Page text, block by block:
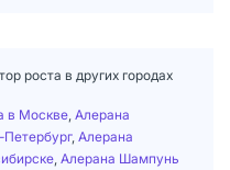
роста в других городах
в Москве Алерана
, Алерана
Алерана Шампунь